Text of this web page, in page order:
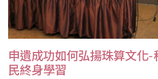
申遺成功如何弘揚珠算文化-
民終身學習